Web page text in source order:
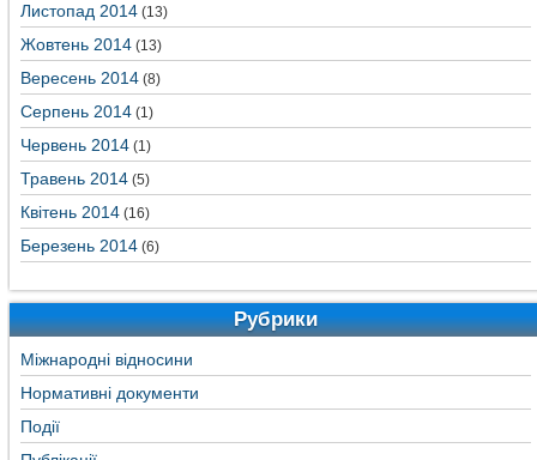
Листопад 2014 (13)
Жовтень 2014 (13)
Вересень 2014 (8)
Серпень 2014 (1)
Червень 2014 (1)
Травень 2014 (5)
Квітень 2014 (16)
Березень 2014 (6)
Рубрики
Міжнародні відносини
Нормативні документи
Події